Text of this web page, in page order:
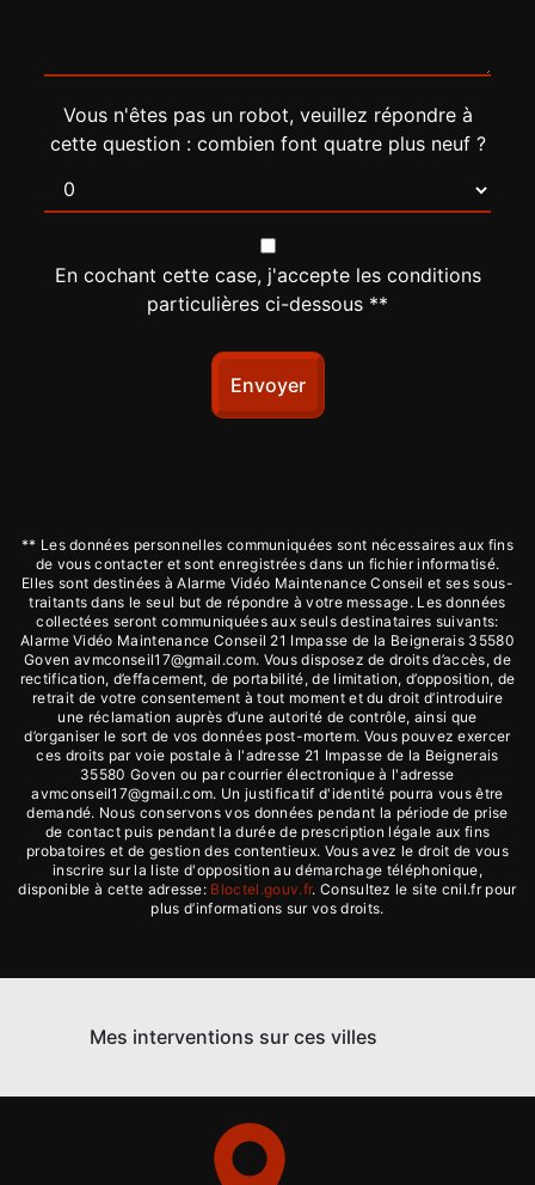
Vous n'êtes pas un robot, veuillez répondre à
cette question : combien font quatre plus neuf ?
En cochant cette case, j'accepte les conditions
particulières ci-dessous **
Envoyer
** Les données personnelles communiquées sont nécessaires aux fins
de vous contacter et sont enregistrées dans un fichier informatisé.
Elles sont destinées à Alarme Vidéo Maintenance Conseil et ses sous-
traitants dans le seul but de répondre à votre message. Les données
collectées seront communiquées aux seuls destinataires suivants:
Alarme Vidéo Maintenance Conseil 21 Impasse de la Beignerais 35580
Goven avmconseil17@gmail.com. Vous disposez de droits d’accès, de
rectification, d’effacement, de portabilité, de limitation, d’opposition, de
retrait de votre consentement à tout moment et du droit d’introduire
une réclamation auprès d’une autorité de contrôle, ainsi que
d’organiser le sort de vos données post-mortem. Vous pouvez exercer
ces droits par voie postale à l'adresse 21 Impasse de la Beignerais
35580 Goven ou par courrier électronique à l'adresse
avmconseil17@gmail.com. Un justificatif d'identité pourra vous être
demandé. Nous conservons vos données pendant la période de prise
de contact puis pendant la durée de prescription légale aux fins
probatoires et de gestion des contentieux. Vous avez le droit de vous
inscrire sur la liste d'opposition au démarchage téléphonique,
disponible à cette adresse: Bloctel.gouv.fr. Consultez le site cnil.fr pour
plus d’informations sur vos droits.
Mes interventions sur ces villes